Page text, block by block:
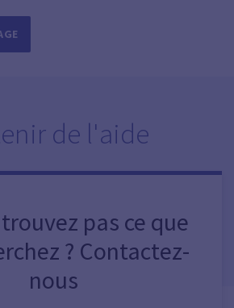
de l'aide
pas ce que
? Contactez-
nous